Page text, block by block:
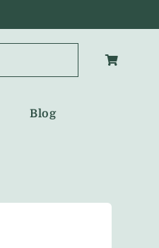
Blog